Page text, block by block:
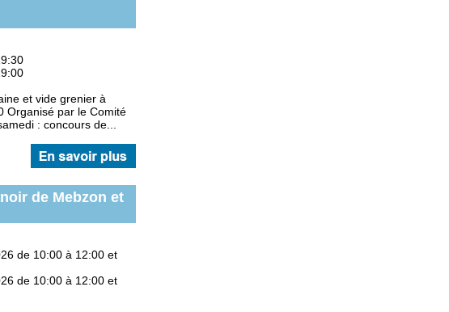
et vide grenier à
Organisé par le Comité
: concours de...
de Mebzon et
de 10:00 à 12:00 et
de 10:00 à 12:00 et